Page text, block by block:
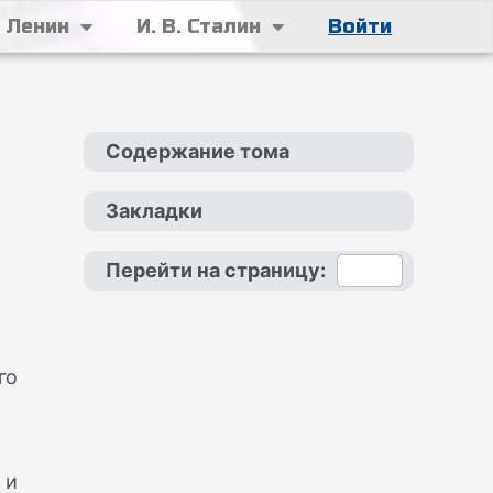
Ленин И. В. Сталин Войти
и
Содержание тома
Закладки
Перейти на страницу: